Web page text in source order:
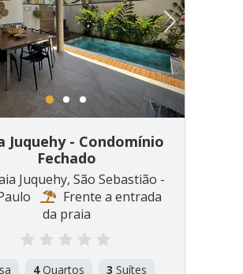
Next
1 2 3
Juquehy - Condomínio
Fechado
Juquehy, São Sebastião -
Frente a entrada
da praia
4Quartos 3 Suítes